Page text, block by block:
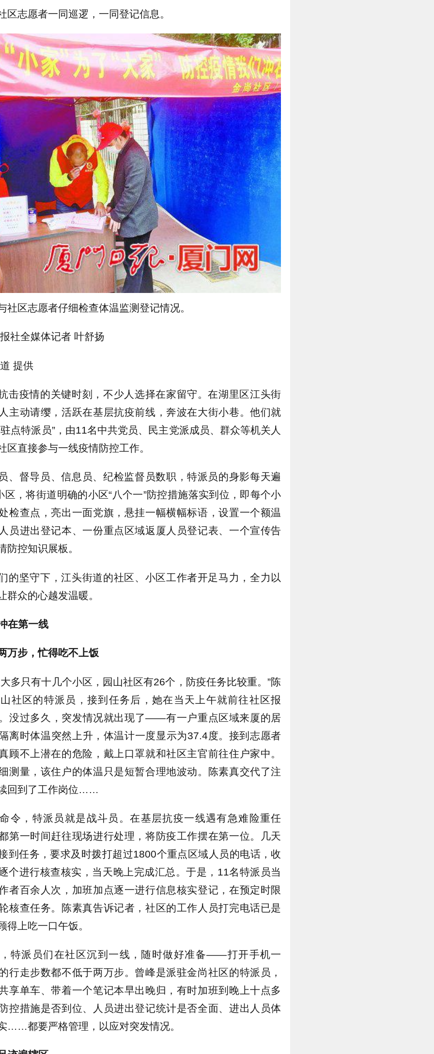
区志愿者一同巡逻，一同登记信息。
区志愿者仔细检查体温监测登记情况。
社全媒体记者 叶舒扬
提供
击疫情的关键时刻，不少人选择在家留守。在湖里区江头街
主动请缨，活跃在基层抗疫前线，奔波在大街小巷。他们就
点特派员”，由11名中共党员、民主党派成员、群众等机关人
区直接参与一线疫情防控工作。
、督导员、信息员、纪检监督员数职，特派员的身影每天遍
区，将街道明确的小区“八个一”防控措施落实到位，即每个小
检查点，亮出一面党旗，悬挂一幅横幅标语，设置一个额温
员进出登记本、一份重点区域返厦人员登记表、一个宣传告
防控知识展板。
的坚守下，江头街道的社区、小区工作者开足马力，全力以
群众的心越发温暖。
在第一线
万步，忙得吃不上饭
多只有十几个小区，园山社区有26个，防疫任务比较重。”陈
社区的特派员，接到任务后，她在当天上午就前往社区报
没过多久，突发情况就出现了——有一户重点区域来厦的居
离时体温突然上升，体温计一度显示为37.4度。接到志愿者
顾不上潜在的危险，戴上口罩就和社区主官前往住户家中。
测量，该住户的体温只是短暂合理地波动。陈素真交代了注
回到了工作岗位……
令，特派员就是战斗员。在基层抗疫一线遇有急难险重任
第一时间赶往现场进行处理，将防疫工作摆在第一位。几天
到任务，要求及时拨打超过1800个重点区域人员的电话，收
个进行核查核实，当天晚上完成汇总。于是，11名特派员当
者百余人次，加班加点逐一进行信息核实登记，在预定时限
核查任务。陈素真告诉记者，社区的工作人员打完电话已是
得上吃一口午饭。
特派员们在社区沉到一线，随时做好准备——打开手机一
行走步数都不低于两万步。曾峰是派驻金尚社区的特派员，
享单车、带着一个笔记本早出晚归，有时加班到晚上十点多
控措施是否到位、人员进出登记统计是否全面、进出人员体
……都要严格管理，以应对突发情况。